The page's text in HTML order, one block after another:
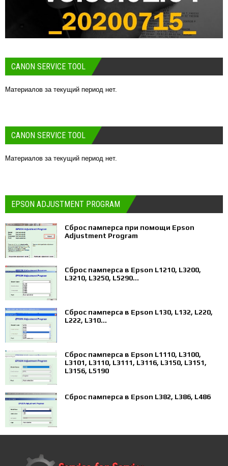
CANON SERVICE TOOL
Материалов за текущий период нет.
CANON SERVICE TOOL
Материалов за текущий период нет.
EPSON ADJUSTMENT PROGRAM
Сброс памперса при помощи Epson
Adjustment Program
Сброс памперса в Epson L1210, L3200,
L3210, L3250, L5290...
Сброс памперса в Epson L130, L132, L220,
L222, L310...
Сброс памперса в Epson L1110, L3100,
L3101, L3110, L3111, L3116, L3150, L3151,
L3156, L5190
Сброс памперса в Epson L382, L386, L486